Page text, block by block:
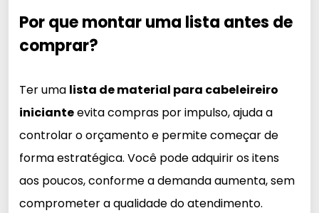
Por que montar uma lista antes de
comprar?
Ter uma lista de material para cabeleireiro
inicianteevita compras por impulso, ajuda a
controlar o orçamento e permite começar de
forma estratégica. Você pode adquirir os itens
aos poucos, conforme a demanda aumenta, sem
comprometer a qualidade do atendimento.